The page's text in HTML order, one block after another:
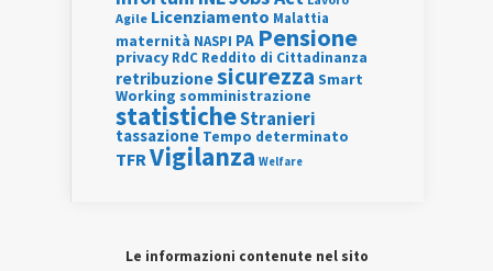
Agile Licenziamento Malattia
maternità NASPI PA Pensione
privacy RdC Reddito di Cittadinanza
retribuzionesicurezza Smart
Working somministrazione
statisticheStranieri
tassazione Tempo determinato
TFRVigilanza Welfare
Le informazioni contenute nel sito